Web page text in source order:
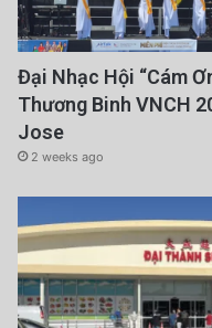
Tàu Vũ Trụ
Đại Nhạc Hội “Cám
Thương Binh VNCH
Jose
2 weeks ago